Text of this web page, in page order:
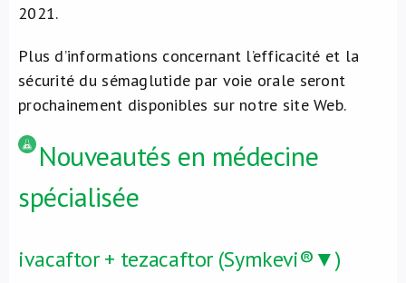
2021.
Plus d’informations concernant l’efficacité et la
sécurité du sémaglutide par voie orale seront
prochainement disponibles sur notre site Web.
Nouveautés en médecine
spécialisée
ivacaftor + tezacaftor (Symkevi®▼)